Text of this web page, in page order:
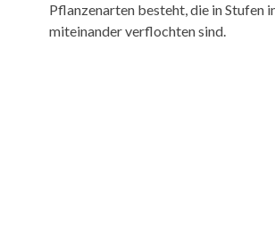
Pflanzenarten besteht, die in Stufen
miteinander verflochten sind.